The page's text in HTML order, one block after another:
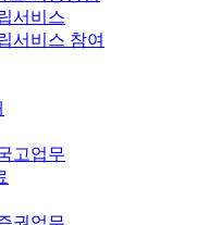
서비스
서비스 참여
고업무